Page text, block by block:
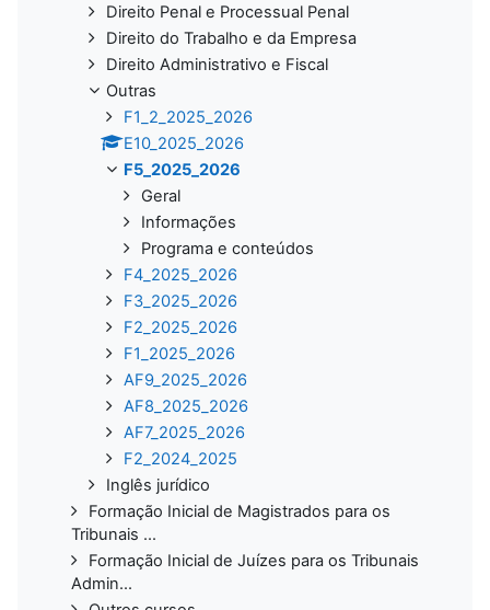
Direito Penal e Processual Penal
Direito do Trabalho e da Empresa
Direito Administrativo e Fiscal
Outras
F1_2_2025_2026
E10_2025_2026
F5_2025_2026
Geral
Informações
Programa e conteúdos
F4_2025_2026
F3_2025_2026
F2_2025_2026
F1_2025_2026
AF9_2025_2026
AF8_2025_2026
AF7_2025_2026
F2_2024_2025
Inglês jurídico
Formação Inicial de Magistrados para os
Tribunais ...
Formação Inicial de Juízes para os Tribunais
Admin...